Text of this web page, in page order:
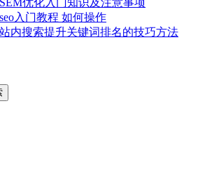
入门教程 如何操作
内搜索提升关键词排名的技巧方法